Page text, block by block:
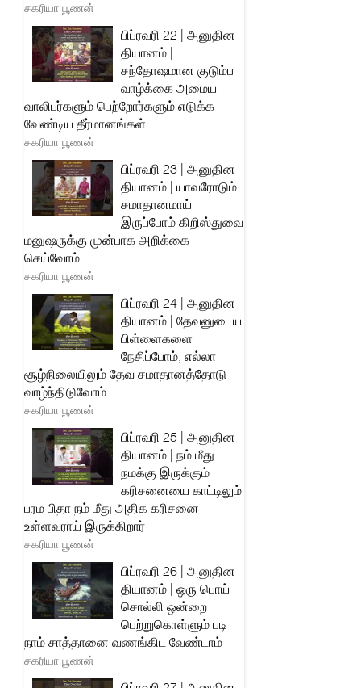
சகரியா பூணன்
பிப்ரவரி 22 | அனுதின
தியானம் |
சந்தோஷமான குடும்ப
வாழ்க்கை அமைய
வாலிபர்களும் பெற்றோர்களும் எடுக்க
வேண்டிய தீர்மானங்கள்
சகரியா பூணன்
பிப்ரவரி 23 | அனுதின
தியானம் | யாவரோடும்
சமாதானமாய்
இருப்போம் கிறிஸ்துவை
மனுஷருக்கு முன்பாக அறிக்கை
செய்வோம்
சகரியா பூணன்
பிப்ரவரி 24 | அனுதின
தியானம் | தேவனுடைய
பிள்ளைகளை
நேசிப்போம், எல்லா
சூழ்நிலையிலும் தேவ சமாதானத்தோடு
வாழ்ந்திடுவோம்
சகரியா பூணன்
பிப்ரவரி 25 | அனுதின
தியானம் | நம் மீது
நமக்கு இருக்கும்
கரிசனையை காட்டிலும்
பரம பிதா நம் மீது அதிக கரிசனை
உள்ளவராய் இருக்கிறார்
சகரியா பூணன்
பிப்ரவரி 26 | அனுதின
தியானம் | ஒரு பொய்
சொல்லி ஒன்றை
பெற்றுகொள்ளும் படி
நாம் சாத்தானை வணங்கிட வேண்டாம்
சகரியா பூணன்